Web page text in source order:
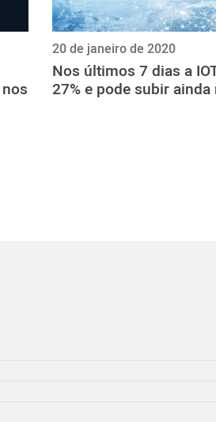
20 de janeiro de 2020
Nos últimos 7 dias a
27% e pode subir ainda